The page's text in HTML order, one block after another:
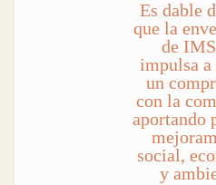
Es dable
que la
de
impulsa a
un
con la
aportando
social,
y